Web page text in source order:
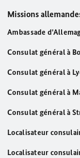
Missions
Ambassade
Consulat général à
Consulat général à
Consulat général à
Consulat général à
Localisateur
Localisateur